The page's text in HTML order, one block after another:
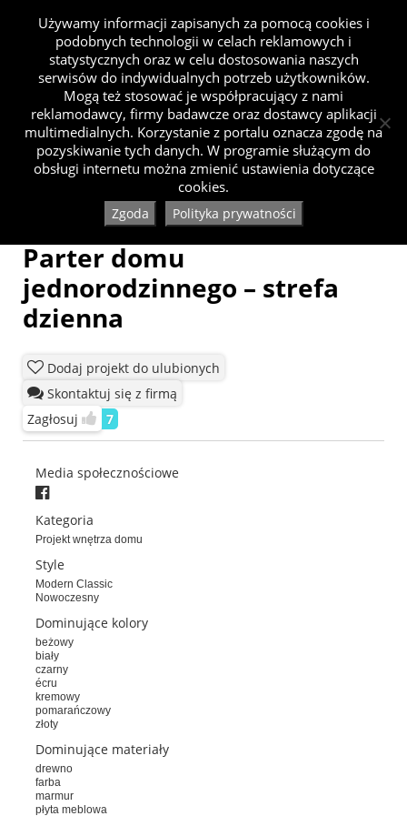
Parter domu
jednorodzinnego – strefa
dzienna
Dodaj projekt do ulubionych
Skontaktuj się z firmą
Zagłosuj
7
Media społecznościowe
Kategoria
Projekt wnętrza domu
Style
Modern Classic
Nowoczesny
Dominujące kolory
beżowy
biały
czarny
écru
kremowy
pomarańczowy
złoty
Dominujące materiały
drewno
farba
marmur
płyta meblowa
Używamy informacji zapisanych za pomocą cookies i
podobnych technologii w celach reklamowych i
statystycznych oraz w celu dostosowania naszych
serwisów do indywidualnych potrzeb użytkowników.
Mogą też stosować je współpracujący z nami
reklamodawcy, firmy badawcze oraz dostawcy aplikacji
multimedialnych. Korzystanie z portalu oznacza zgodę na
pozyskiwanie tych danych. W programie służącym do
obsługi internetu można zmienić ustawienia dotyczące
cookies.
Zgoda Polityka prywatności